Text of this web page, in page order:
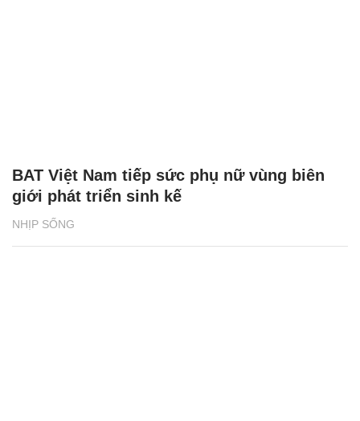
NHỊP SỐNG
BAT Việt Nam tiếp sức phụ nữ vùng biên
giới phát triển sinh kế